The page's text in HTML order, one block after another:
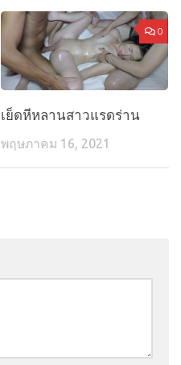
0
เย็ดหีหลานสาวแรดร่าน
พฤษภาคม 16, 2021